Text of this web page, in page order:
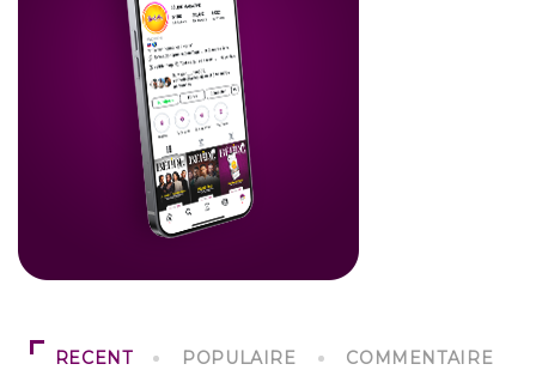
RECENT POPULAIRE COMMENTAIRE